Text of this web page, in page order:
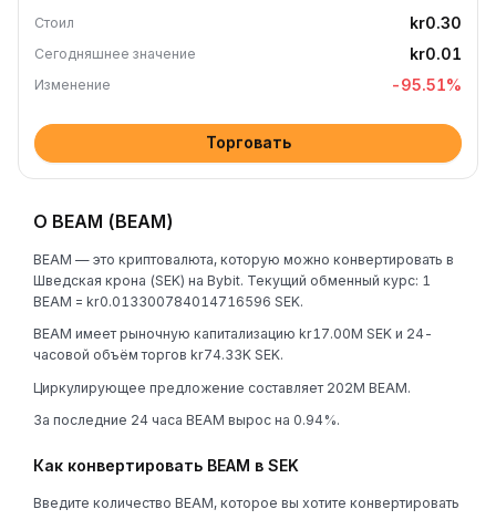
Стоил kr0.30
Сегодняшнее значение kr0.01
Изменение -95.51%
Торговать
О BEAM (BEAM)
BEAM — это криптовалюта, которую можно конвертировать в
Шведская крона (SEK) на Bybit. Текущий обменный курс: 1
BEAM = kr0.013300784014716596 SEK.
BEAM имеет рыночную капитализацию kr17.00M SEK и 24-
часовой объём торгов kr74.33K SEK.
Циркулирующее предложение составляет 202M BEAM.
За последние 24 часа BEAM вырос на 0.94%.
Как конвертировать BEAM в SEK
Введите количество BEAM, которое вы хотите конвертировать